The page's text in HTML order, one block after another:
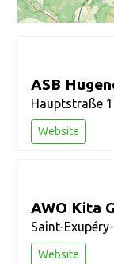
ASB
Hauptstraße
Website
AWO Kita
Saint-
Website